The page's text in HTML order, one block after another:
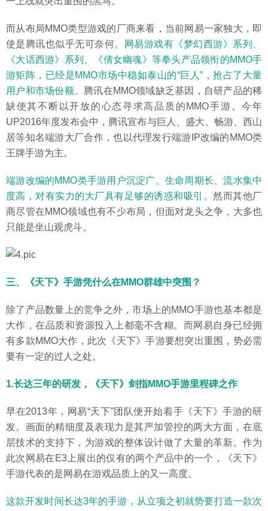
而从布局MMO类型游戏的厂商来看，当前网易一家独大，即
使是腾讯也似乎无可奈何。
网易游戏有《梦幻西游》系列、
《大话西游》系列、《倩女幽魂》等拳头产品领衔的MMO手
游矩阵，已经是MMO市场中稳如泰山的“巨人”，抢占了大量
用户和市场份额。
腾讯在MMO领域缺乏基因，自研产品的稀
缺使其不断以开放的心态寻求高品质的MMO手游。今年
UP2016年度发布会中，腾讯宣布与巨人、盛大、畅游、西山
居等知名端游大厂合作，也以代理发行端游IP改编的MMO类
王牌手游为主。
端游改编的MMO类手游用户沉淀广、生命周期长、流水集中
度高，对有实力的大厂具有足够的诱惑和吸引。然而其他厂
商尽管在MMO领域也有不少布局，但面对龙头之争，大多也
只能是坐山观虎斗。
三、《天下》手游凭什么在MMO群雄中突围？
除了产品数量上的竞争之外，市场上的MMO手游也基本都是
大作，在品质和资源投入上都毫不含糊。而网易自身已经拥
有多款MMO大作，此次《天下》手游要想突出重围，势必需
要有一定的过人之处。
1.长达三年的研发，《天下》剑指MMO手游里程碑之作
早在2013年，网易“天下”团队便开始着手《天下》手游的研
发。画面的精细度及表现力是其严加管控的两大方面，在底
层技术的支持下，为游戏的整体设计做了大量的革新。作为
此次网易在E3上展出的仅有的两个产品中的一个，《天下》
手游代表的是网易在游戏品质上的又一高度。
这款开发时间长达3年的手游，从立项之初就势要打造一款次